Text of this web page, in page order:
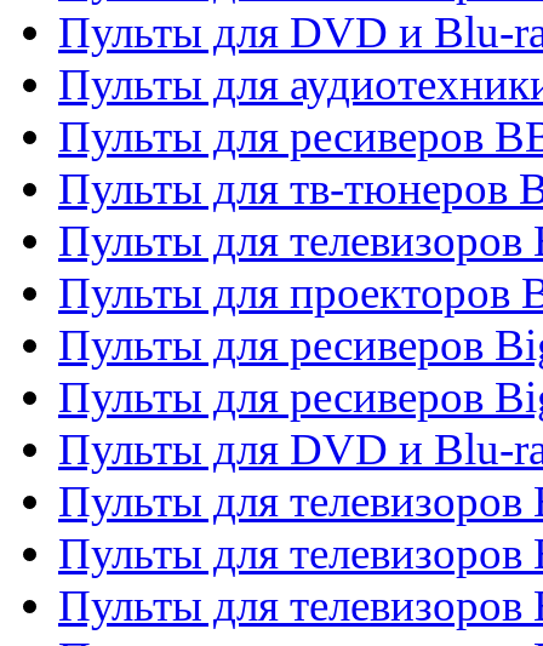
Пульты для DVD и Blu-
Пульты для
Пульты для ресиверов
Пульты для тв-тюнеров
Пульты для телевизоров
Пульты для проекторов
Пульты для ресиверов
Пульты для ресиверов
Пульты для DVD и Blu-
Пульты для телевизоров
Пульты для телевизоров
Пульты для телевизоров